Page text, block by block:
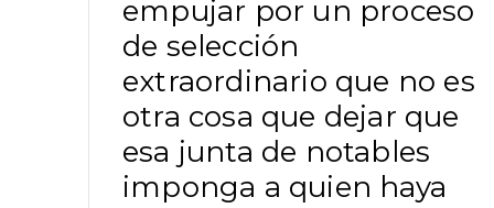
empujar por un proceso
de selección
extraordinario que no es
otra cosa que dejar que
esa junta de notables
imponga a quien haya